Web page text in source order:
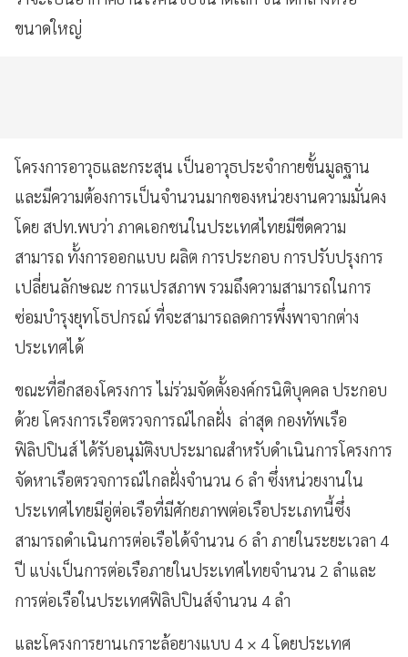
ขนาดใหญ่
โครงการอาวุธและกระสุน เป็นอาวุธประจำกายขั้นมูลฐาน
และมีความต้องการเป็นจำนวนมากของหน่วยงานความมั่นคง
โดย สปท.พบว่า ภาคเอกชนในประเทศไทยมีขีดความ
สามารถ ทั้งการออกแบบ ผลิต การประกอบ การปรับปรุงการ
เปลี่ยนลักษณะ การแปรสภาพ รวมถึงความสามารถในการ
ซ่อมบำรุงยุทโธปกรณ์ ที่จะสามารถลดการพึ่งพาจากต่าง
ประเทศได้
ขณะที่อีกสองโครงการ ไม่ร่วมจัดตั้งองค์กรนิติบุคคล ประกอบ
ด้วย โครงการเรือตรวจการณ์ไกลฝั่ง ล่าสุด กองทัพเรือ
ฟิลิปปินส์ ได้รับอนุมัติงบประมาณสำหรับดำเนินการโครงการ
จัดหาเรือตรวจการณ์ไกลฝั่งจำนวน 6 ลำ ซึ่งหน่วยงานใน
ประเทศไทยมีอู่ต่อเรือที่มีศักยภาพต่อเรือประเภทนี้ซึ่ง
สามารถดำเนินการต่อเรือได้จำนวน 6 ลำ ภายในระยะเวลา 4
ปี แบ่งเป็นการต่อเรือภายในประเทศไทยจำนวน 2 ลำและ
การต่อเรือในประเทศฟิลิปปินส์จำนวน 4 ลำ
และโครงการยานเกราะล้อยางแบบ 4 × 4 โดยประเทศ